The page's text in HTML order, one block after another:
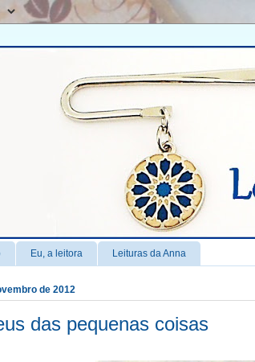
Eu, a leitora Leituras da Anna
de 2012
das pequenas coisas